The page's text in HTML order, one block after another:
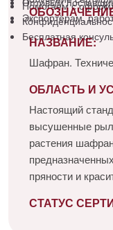
Экспортёрам,
Помогаем с
Бесплатная
НАЗВАНИЕ:
Шафран.
ОБЛАСТЬ И
Настоящий
высушенные
растения
пряности и
СТАТУС